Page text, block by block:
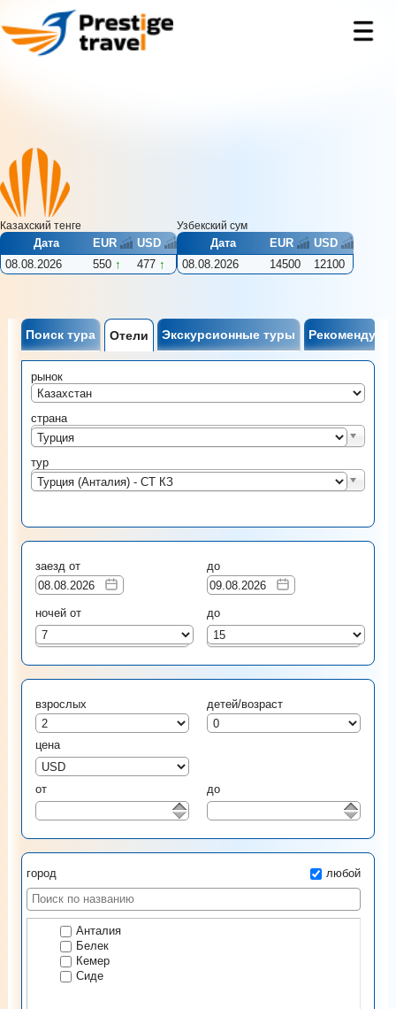
Казахский тенге
Дата EUR
USD
08.08.2026
550 477
Узбекcкий сум
Дата EUR
USD
08.08.2026
14500 12100
Поиск тура Отели Экскурсионные туры Рекомендуем
рынок
страна
Турция
тур
Турция (Анталия) - CT КЗ
заезд от
ночей от
7
до
до
15
взрослых
цена
от
детей/возраст
до
город любой
Анталия
Белек
Кемер
Сиде